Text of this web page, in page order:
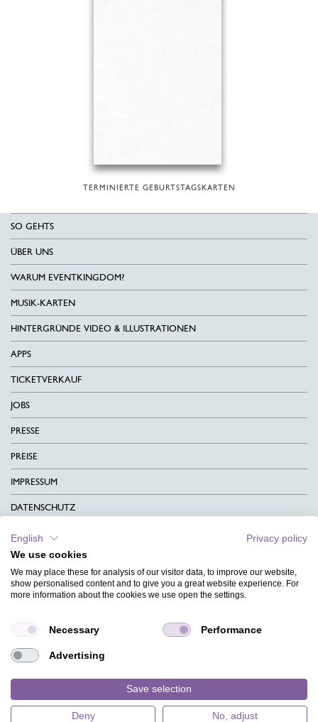
TERMINIERTE GEBURTSTAGSKARTEN
SO GEHTS
ÜBER UNS
WARUM EVENTKINGDOM?
MUSIK-KARTEN
HINTERGRÜNDE VIDEO & ILLUSTRATIONEN
APPS
TICKETVERKAUF
JOBS
PRESSE
PREISE
IMPRESSUM
DATENSCHUTZ
KONTAKT
AGB
CHARITY
MAGAZIN
HILFE
English
Privacy policy
We use cookies
We may place these for analysis of our visitor data, to improve our website,
show personalised content and to give you a great website experience. For
more information about the cookies we use open the settings.
Necessary Performance
Advertising
Save selection
Deny No, adjust